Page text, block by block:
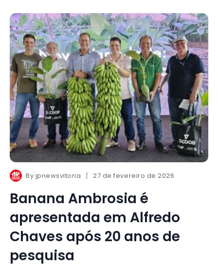
By jpnewsvitoria 27 de fevereiro de 2026
Banana Ambrosia é
apresentada em Alfredo
Chaves após 20 anos de
pesquisa